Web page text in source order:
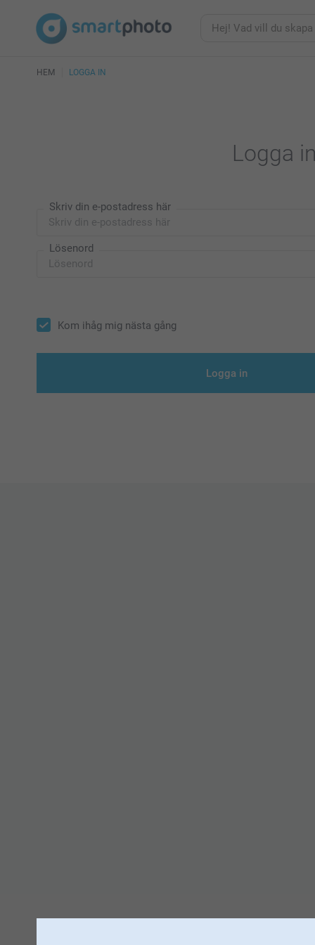
HEM LOGGA IN
Logga
Skriv din e-postadress här
Lösenord
Kom ihåg mig nästa gång
Logga in